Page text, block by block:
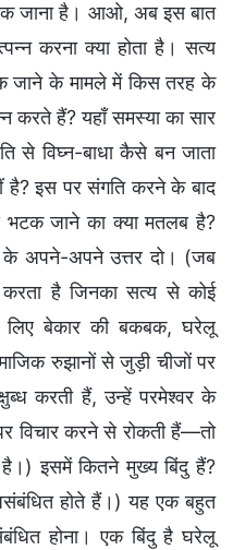
जाना है। आओ, अब इस बात
करना क्या होता है। सत्य
जाने के मामले में किस तरह के
करते हैं? यहाँ समस्या का सार
से विघ्न-बाधा कैसे बन जाता
है? इस पर संगति करने के बाद
जाने का क्या मतलब है?
के अपने-अपने उत्तर दो। (जब
करता है जिनका सत्य से कोई
लिए बेकार की बकबक, घरेलू
रुझानों से जुड़ी चीजों पर
करती हैं, उन्हें परमेश्वर के
विचार करने से रोकती हैं—तो
इसमें कितने मुख्य बिंदु हैं?
होते हैं।) यह एक बहुत
होना। एक बिंदु है घरेलू